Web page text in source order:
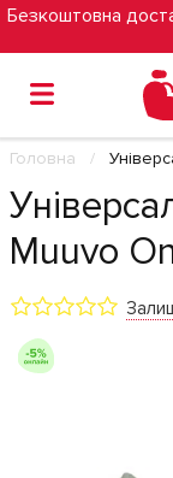
Безкоштовна
Головна
Muuvo